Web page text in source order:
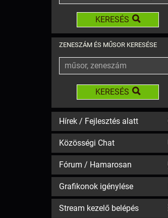
KERESÉS
ZENESZÁM ÉS MŰSOR KERESÉSE
KERESÉS
Hírek / Fejlesztés alatt
Közösségi Chat
Fórum / Hamarosan
Grafikonok igénylése
Stream kezelő belépés